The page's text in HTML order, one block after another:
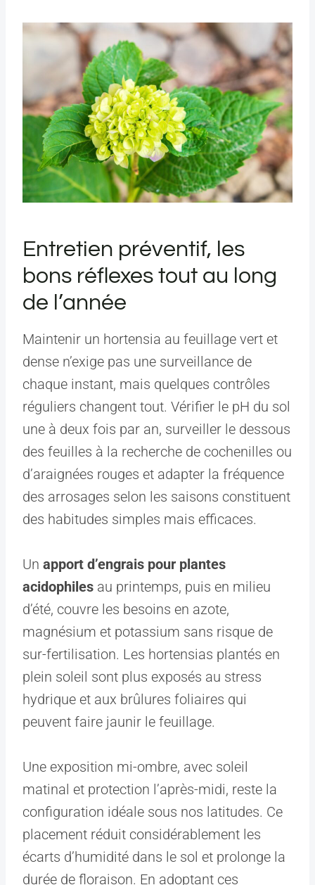
Entretien préventif, les
bons réflexes tout au long
de l’année
Maintenir un hortensia au feuillage vert et
dense n’exige pas une surveillance de
chaque instant, mais quelques contrôles
réguliers changent tout. Vérifier le pH du sol
une à deux fois par an, surveiller le dessous
des feuilles à la recherche de cochenilles ou
d’araignées rouges et adapter la fréquence
des arrosages selon les saisons constituent
des habitudes simples mais efficaces.
Un apport d’engrais pour plantes
acidophiles au printemps, puis en milieu
d’été, couvre les besoins en azote,
magnésium et potassium sans risque de
sur-fertilisation. Les hortensias plantés en
plein soleil sont plus exposés au stress
hydrique et aux brûlures foliaires qui
peuvent faire jaunir le feuillage.
Une exposition mi-ombre, avec soleil
matinal et protection l’après-midi, reste la
configuration idéale sous nos latitudes. Ce
placement réduit considérablement les
écarts d’humidité dans le sol et prolonge la
durée de floraison. En adoptant ces